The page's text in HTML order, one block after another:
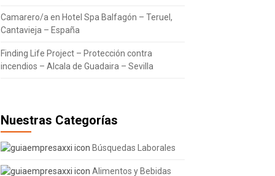
Camarero/a en Hotel Spa Balfagón – Teruel,
Cantavieja – España
Finding Life Project – Protección contra
incendios – Alcala de Guadaira – Sevilla
Nuestras Categorías
Búsquedas Laborales
Alimentos y Bebidas